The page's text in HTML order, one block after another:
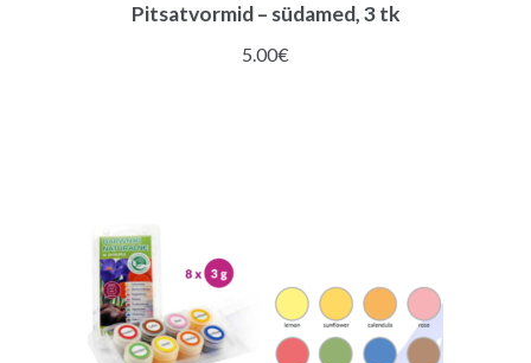
Pitsatvormid – südamed, 3 tk
5.00€